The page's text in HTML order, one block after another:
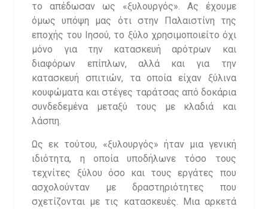
το απέδωσαν ως «ξυλουργός». Ας έχουμε
όμως υπόψη μας ότι στην Παλαιστίνη της
εποχής του Ιησού, το ξύλο χρησιμοποιείτο όχι
μόνο για την κατασκευή αρότρων και
διαφόρων επίπλων, αλλά και για την
κατασκευή σπιτιών, τα οποία είχαν ξύλινα
κουφώματα και στέγες ταράτσας από δοκάρια
συνδεδεμένα μεταξύ τους με κλαδιά και
λάσπη.
Ως εκ τούτου, «ξυλουργός» ήταν μια γενική
ιδιότητα, η οποία υποδήλωνε τόσο τους
τεχνίτες ξύλου όσο και τους εργάτες που
ασχολούνταν με δραστηριότητες που
σχετίζονται με τις κατασκευές. Μια αρκετά